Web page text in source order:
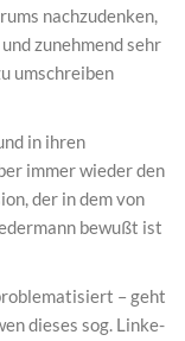
nachzudenken,
zunehmend sehr
umschreiben
in ihren
immer wieder den
der in dem von
bewußt ist
– geht
dieses sog. Linke-